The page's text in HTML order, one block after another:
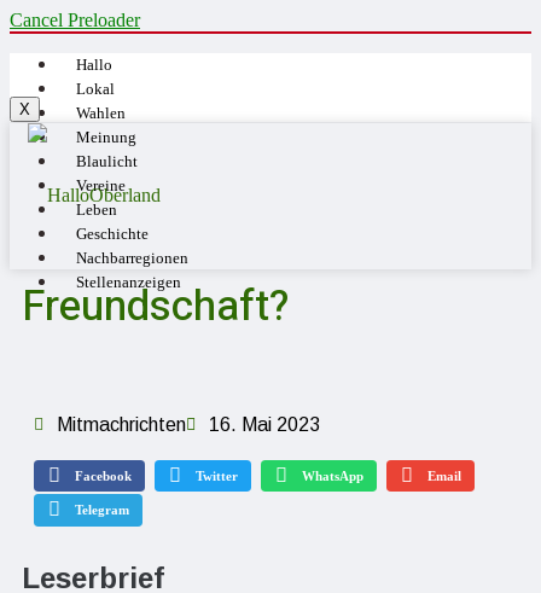
Cancel Preloader
Hallo
Lokal
Wahlen
Meinung
Blaulicht
Vereine
Leben
Geschichte
Nachbarregionen
Stellenanzeigen
X
Freundschaft?
Mitmachrichten 16. Mai 2023
Facebook Twitter WhatsApp Email
Telegram
Leserbrief